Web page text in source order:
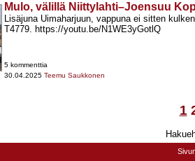
Mulo, välillä Niittylahti–Joensuu
Lisäjuna Uimaharjuun, vappuna ei sitten
T4779. https://youtu.be/N1WE3yGotlQ
5 kommenttia
30.04.2025 Teemu Saukkonen
1